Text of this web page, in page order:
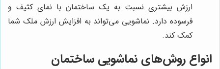
ارزش بیشتری نسبت به یک ساختمان با نمای کثیف و
فرسوده دارد. نماشویی می‌تواند به افزایش ارزش ملک شما
کمک کند.
انواع روش‌های نماشویی ساختمان